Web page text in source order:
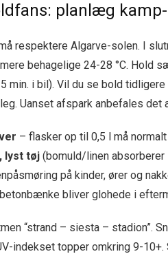
planlæg
respektere Algarve-solen. I
behagelige 24-28 °C. Hold
min. i bil). Vil du se bold
Uanset afspark anbefales det
– flasker op til 0,5 l må
lyst tøj (bomuld/linen absorberer
på kinder, ører og
bliver glohede i
“strand – siesta – stadion”.
indekset topper omkring 9-